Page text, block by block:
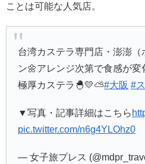
ことは可能な人気店。
台湾カステラ専門店・澎澎
ン🌼アレンジ次第で食感が変
極厚カステラ🐣💛⛅#大阪 #
▼写真・記事詳細はこちら
pic.twitter.com/n6g4YLOhz0
— 女子旅プレス